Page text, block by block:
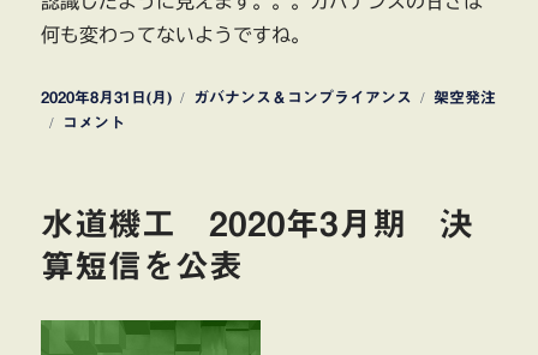
何も変わってないようですね。
投
稿
2020年8月31日(月)
カ
ガバナンス＆コンプライアンス
タ
架空発注
大
ス
ま
た
た
コメント
水道機工 2020年3月期 決
算短信を公表